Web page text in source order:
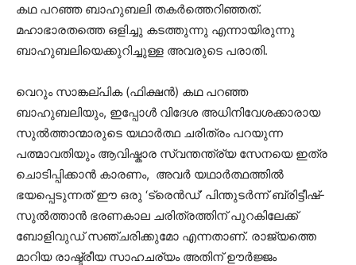
കഥ പറഞ്ഞ ബാഹുബലി തകർത്തെറിഞ്ഞത്.
മഹാഭാരതത്തെ ഒളിച്ചു കടത്തുന്നു എന്നായിരുന്നു
ബാഹുബലിയെക്കുറിച്ചുള്ള അവരുടെ പരാതി.
വെറും സാങ്കല്പിക (ഫിക്ഷൻ) കഥ പറഞ്ഞ
ബാഹുബലിയും, ഇപ്പോൾ വിദേശ അധിനിവേശക്കാരായ
സുൽത്താന്മാരുടെ യഥാർത്ഥ ചരിത്രം പറയുന്ന
പത്മാവതിയും ആവിഷ്കാര സ്വന്തന്ത്ര്യ സേനയെ ഇത്ര
ചൊടിപ്പിക്കാൻ കാരണം, അവർ യഥാർത്ഥത്തിൽ
ഭയപ്പെടുന്നത് ഈ ഒരു ‘ട്രെൻഡ്’ പിന്തുടർന്ന് ബ്രിട്ടീഷ്-
സുൽത്താൻ ഭരണകാല ചരിത്രത്തിന് പുറകിലേക്ക്
ബോളിവുഡ് സഞ്ചരിക്കുമോ എന്നതാണ്. രാജ്യത്തെ
മാറിയ രാഷ്ട്രീയ സാഹചര്യം അതിന് ഊർജ്ജം